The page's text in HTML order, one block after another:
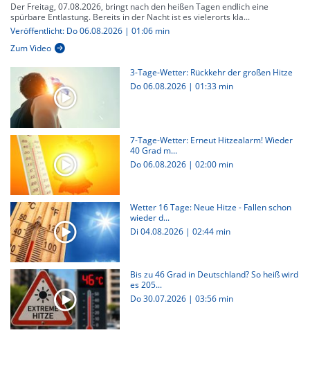
Der Freitag, 07.08.2026, bringt nach den heißen Tagen endlich eine
spürbare Entlastung. Bereits in der Nacht ist es vielerorts kla...
Veröffentlicht: Do 06.08.2026 | 01:06 min
Zum Video
3-Tage-Wetter: Rückkehr der großen Hitze
Do 06.08.2026 | 01:33 min
7-Tage-Wetter: Erneut Hitzealarm! Wieder
40 Grad m...
Do 06.08.2026 | 02:00 min
Wetter 16 Tage: Neue Hitze - Fallen schon
wieder d...
Di 04.08.2026 | 02:44 min
Bis zu 46 Grad in Deutschland? So heiß wird
es 205...
Do 30.07.2026 | 03:56 min